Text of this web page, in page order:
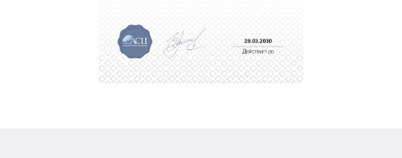
положительные отзывы и обрели отличную
репутацию. Мы постоянно совершенствуемся и